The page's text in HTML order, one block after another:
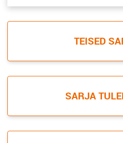
TEISED
SARJA